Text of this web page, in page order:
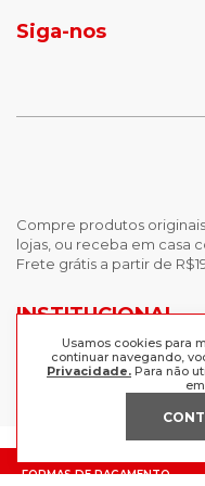
Usamos cookies para
continuar navegando,
Privacidade. Para não
calças femininas
Siga-nos
Compre produtos
lojas, ou receba em casa
Frete grátis a partir de
INSTITUCIONAL
Nossas Lojas
Trabalhe Conosco
POLÍTICAS
Política de
Trocas e
Política de
Fale Conosco
FORMAS DE PAGAMENTO